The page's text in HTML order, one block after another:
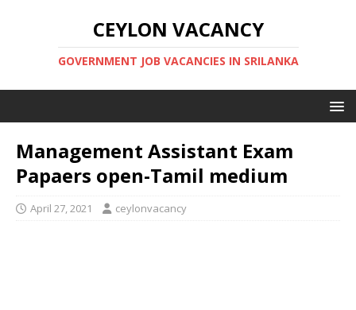
CEYLON VACANCY
GOVERNMENT JOB VACANCIES IN SRILANKA
Management Assistant Exam
Papaers open-Tamil medium
April 27, 2021 ceylonvacancy